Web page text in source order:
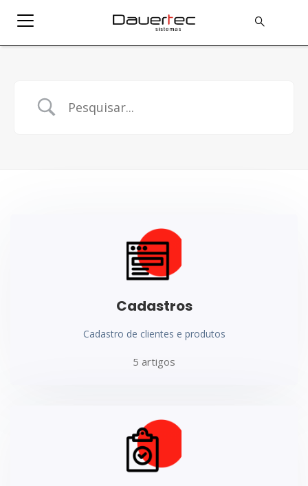
Cadastros
Cadastro de clientes e produtos
5 artigos